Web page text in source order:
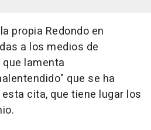
propia Redondo en
a los medios de
lamenta
que se ha
cita, que tiene lugar los